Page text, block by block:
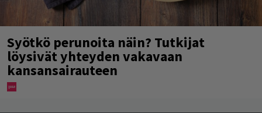
Syötkö perunoita näin? Tutkijat
löysivät yhteyden vakavaan
kansansairauteen